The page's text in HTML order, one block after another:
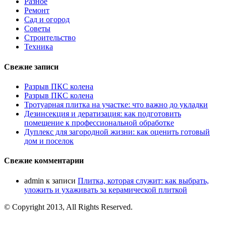
Ремонт
Сад и огород
Советы
Строительство
Техника
Свежие записи
Разрыв ПКС колена
Разрыв ПКС колена
Тротуарная плитка на участке: что важно до укладки
Дезинсекция и дератизация: как подготовить
помещение к профессиональной обработке
Дуплекс для загородной жизни: как оценить готовый
дом и поселок
Свежие комментарии
admin к записи Плитка, которая служит: как выбрать,
уложить и ухаживать за керамической плиткой
© Copyright 2013, All Rights Reserved.